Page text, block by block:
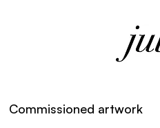
Commissioned artwork